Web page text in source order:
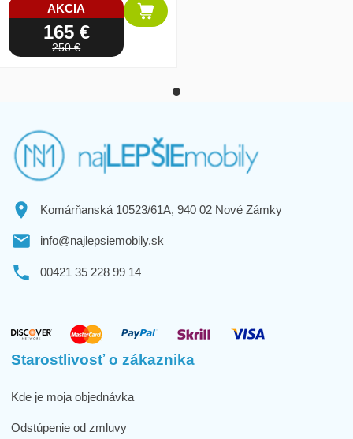
AKCIA
165 €
250 €
Komárňanská 10523/61A, 940 02 Nové Zámky
info@najlepsiemobily.sk
00421 35 228 99 14
Starostlivosť o zákaznika
Kde je moja objednávka
Odstúpenie od zmluvy